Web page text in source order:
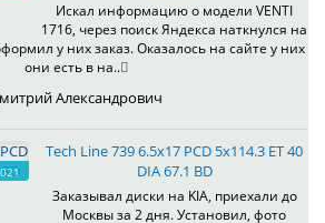
Искал информацию о модели VENTI
1716, через поиск Яндекса наткнулся на
у них заказ. Оказалось на сайте у них
они есть в на..
Александрович
Tech Line 739 6.5x17 PCD 5x114.3 ET 40
DIA 67.1 BD
Заказывал диски на KIA, приехали до
Москвы за 2 дня. Установил, фото